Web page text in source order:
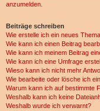
anzumelden.
Beiträge schreiben
Wie erstelle ich ein neues
Wie kann ich einen Beitrag
Wie kann ich meinem Beitrag
Wie kann ich eine Umfrage
Wieso kann ich nicht mehr
Wie bearbeite oder lösche ich
Warum kann ich auf bestimmte
Weshalb kann ich keine
Weshalb wurde ich verwarnt?